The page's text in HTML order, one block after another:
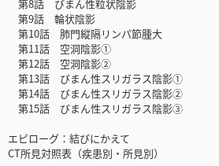
第8話 びまん性粒状陰影
第9話 輪状陰影
第10話 肺門縦隔リンパ節腫大
第11話 空洞陰影①
第12話 空洞陰影②
第13話 びまん性スリガラス陰影①
第14話 びまん性スリガラス陰影②
第15話 びまん性スリガラス陰影③
エピローグ：結びにかえて
CT所見対照表（疾患別・所見別）